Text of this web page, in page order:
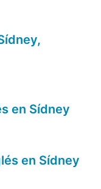
en Sídney
en Sídney